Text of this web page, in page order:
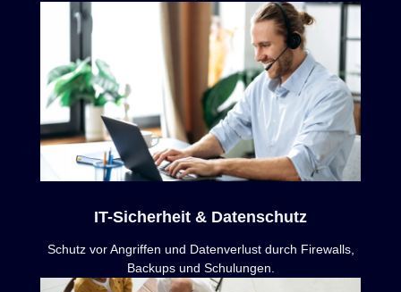
IT-Sicherheit & Datenschutz
Schutz vor Angriffen und Datenverlust durch Firewalls,
Backups und Schulungen.